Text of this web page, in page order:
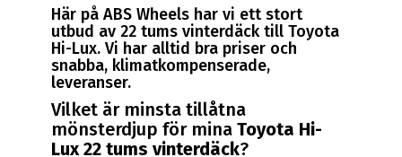
Här på ABS Wheels har vi ett stort
utbud av 22 tums vinterdäck till Toyota
Hi-Lux. Vi har alltid bra priser och
snabba, klimatkompenserade,
leveranser.
Vilket är minsta tillåtna
mönsterdjup för mina Toyota Hi-
Lux 22 tums vinterdäck?